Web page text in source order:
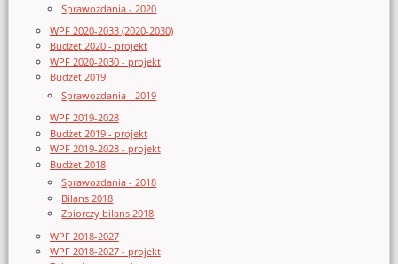
Sprawozdania - 2020
WPF 2020-2033 (2020-2030)
Budżet 2020 - projekt
WPF 2020-2030 - projekt
Budżet 2019
Sprawozdania - 2019
WPF 2019-2028
Budżet 2019 - projekt
WPF 2019-2028 - projekt
Budżet 2018
Sprawozdania - 2018
Bilans 2018
Zbiorczy bilans 2018
WPF 2018-2027
WPF 2018-2027 - projekt